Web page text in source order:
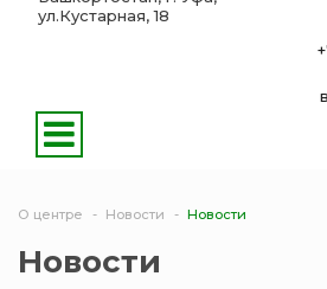
ул.Кустарная, 18
О центре Новости Новости
Новости